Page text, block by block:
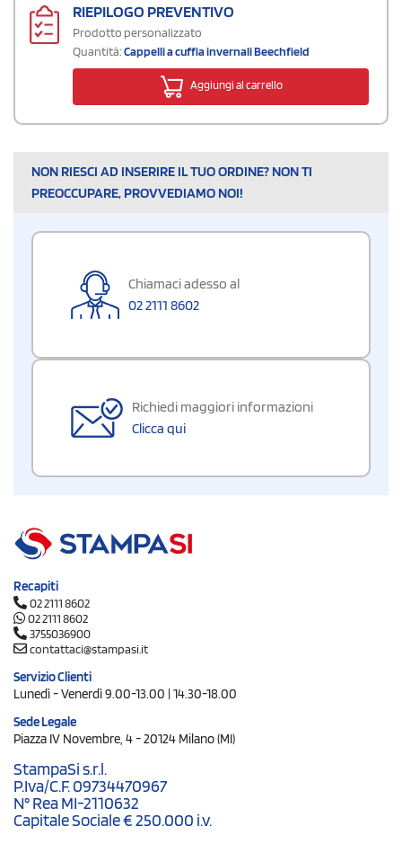
RIEPILOGO PREVENTIVO
Prodotto personalizzato
Quantità:Cappelli a cuffia invernali Beechfield
Aggiungi al carrello
NON RIESCI AD INSERIRE IL TUO ORDINE? NON TI
PREOCCUPARE, PROVVEDIAMO NOI!
Chiamaci adesso al
02 2111 8602
Richiedi maggiori informazioni
Clicca qui
Recapiti
02 2111 8602
02 2111 8602
3755036900
contattaci@stampasi.it
Servizio Clienti
Lunedì - Venerdì 9.00-13.00 | 14.30-18.00
Sede Legale
Piazza IV Novembre, 4 - 20124 Milano (MI)
StampaSi s.r.l.
P.Iva/C.F. 09734470967
N° Rea MI-2110632
Capitale Sociale € 250.000 i.v.